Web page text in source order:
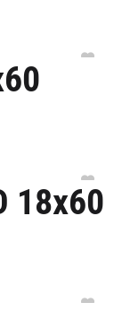
18x60